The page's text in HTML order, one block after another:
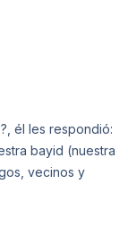
él les respondió:
bayid (nuestra
vecinos y